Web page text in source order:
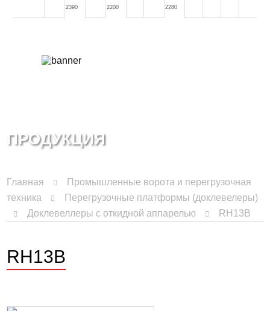
2390 2200 2280
ПРОДУКЦИЯ
Главная
Промышленные ворота и перегрузочная
техника
Перегрузочные платформы (доклевелеры)
Доклевеллеры с откидной аппарелью
RH13B
RH13B